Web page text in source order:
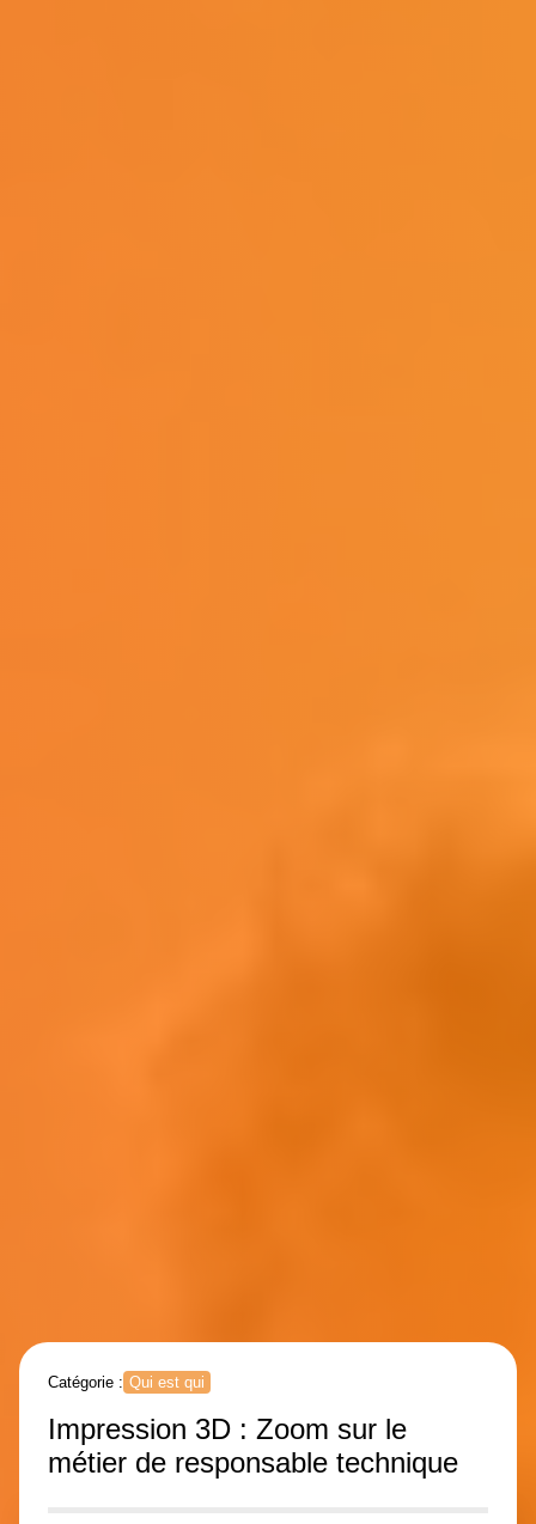
Catégorie : Qui est qui
Impression 3D : Zoom sur le
métier de responsable technique